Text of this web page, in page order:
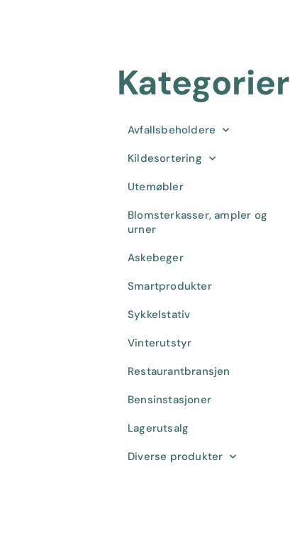
Kategorier
Avfallsbeholdere
Kildesortering
Utemøbler
Blomsterkasser, ampler og
urner
Askebeger
Smartprodukter
Sykkelstativ
Vinterutstyr
Restaurantbransjen
Bensinstasjoner
Lagerutsalg
Diverse produkter